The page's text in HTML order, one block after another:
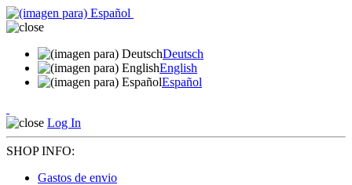
Deutsch
English
Español
Log In
SHOP INFO:
Gastos de envio